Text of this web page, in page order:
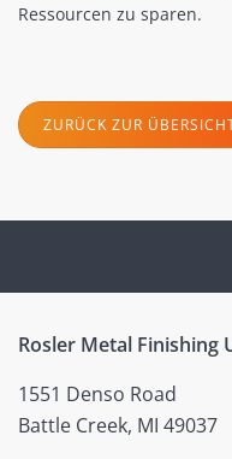
Ressourcen zu sparen.
ZURÜCK ZUR
Rosler Metal Finishing
1551 Denso Road
Battle Creek, MI 49037